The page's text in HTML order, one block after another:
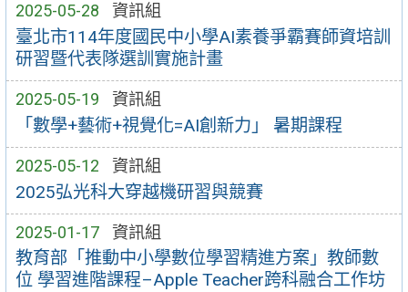
2025-05-28 資訊組
臺北市114年度國民中小學AI素養爭霸賽師資培訓
研習暨代表隊選訓實施計畫
2025-05-19 資訊組
「數學+藝術+視覺化=AI創新力」 暑期課程
2025-05-12 資訊組
2025弘光科大穿越機研習與競賽
2025-01-17 資訊組
教育部「推動中小學數位學習精進方案」教師數
位 學習進階課程–Apple Teacher跨科融合工作坊